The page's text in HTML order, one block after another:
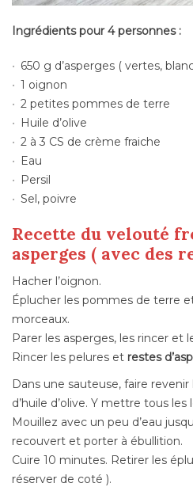
Ingrédients pour 4 personnes :
650 g d’asperges ( vertes,
1 oignon
2 petites pommes de terre
Huile d’olive
2 à 3 CS de crème fraiche
Eau
Persil
Sel, poivre
Recette du velouté
asperges ( avec des
Hacher l’oignon.
Éplucher les pommes de terre
morceaux.
Parer les asperges, les rincer et
Rincer les pelures et restes
Dans une sauteuse, faire
d’huile d’olive. Y mettre tous les
Mouillez avec un peu d’eau
recouvert et porter à ébullition.
Cuire 10 minutes. Retirer les
réserver de coté ).